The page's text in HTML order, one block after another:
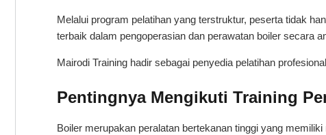
Melalui program pelatihan yang terstruktur, peserta tidak
terbaik dalam pengoperasian dan perawatan boiler secara
Mairodi Training hadir sebagai penyedia pelatihan
Pentingnya Mengikuti Training
Boiler merupakan peralatan bertekanan tinggi yang